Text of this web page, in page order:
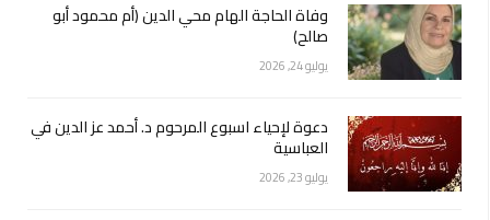
وفاة الحاجة الهام محي الدين (أم محمود أبو
صالح)
يوليو 24, 2026
دعوة لإحياء اسبوع المرحوم د. أحمد عز الدين في
العباسية
يوليو 23, 2026